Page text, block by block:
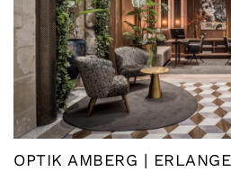
OPTIK AMBERG |